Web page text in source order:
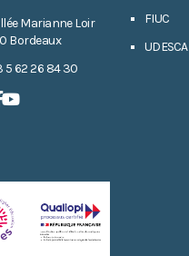
Marianne Loir
Bordeaux
5 62 26 84 30
FIUC
UDESCA